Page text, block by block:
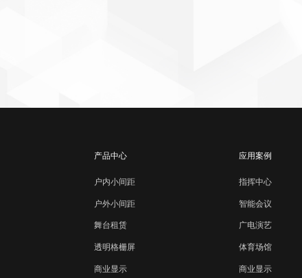
产品中心
户内小间距
户外小间距
舞台租赁
透明格栅屏
商业显示
应用案例
指挥中心
智能会议
广电演艺
体育场馆
商业显示